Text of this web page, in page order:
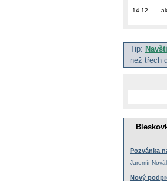
14.12
Tip:
než třech